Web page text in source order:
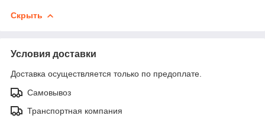
Скрыть
Условия доставки
Доставка осуществляется только по предоплате.
Самовывоз
Транспортная компания